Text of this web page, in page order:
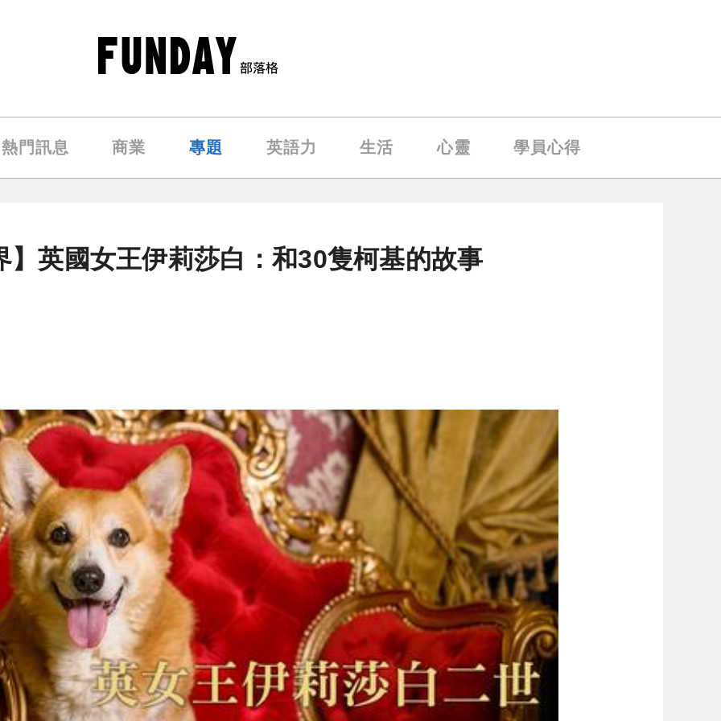
熱門訊息 商業 專題 英語力 生活 心靈 學員心得
】英國女王伊莉莎白：和30隻柯基的故事